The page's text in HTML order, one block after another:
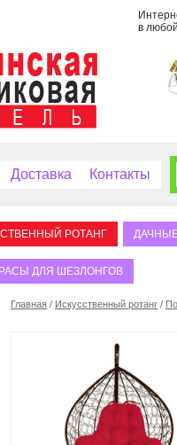
в
Доставка Контакты
РОТАНГ
ДЛЯ ШЕЗЛОНГОВ
Главная / Искусственный ротанг /